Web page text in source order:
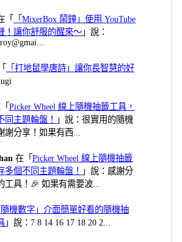
「
「MixerBox 鬧鐘」使用 YouTube
！讓你舒服的醒來～ 」說：
「打地鼠學唐詩」讓你長智慧的好
Picker Wheel 線上隨機抽籤工具，
同主題輪盤！
」說：很實用的隨機
謝分享！如果有西...
在「Picker Wheel 線上隨機抽籤
多個不同主題輪盤！
」說：感謝分
工具！🎉 如果有需要波...
隨機數字」介面簡單好看的隨機抽
」說：7 8 14 16 17 18 20 2...